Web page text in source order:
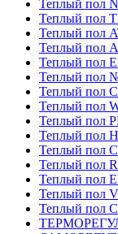
Теплый пол
Теплый пол
Теплый пол
Теплый пол
Теплый пол
Теплый пол
Теплый пол
Теплый пол
Теплый пол
Теплый пол
Теплый пол
Теплый пол
Теплый пол
Теплый пол
Теплый пол